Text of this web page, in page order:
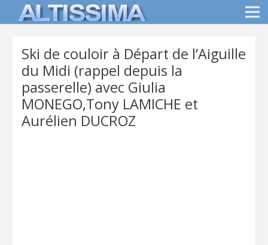
Ski de couloir à Départ de l’Aiguille
du Midi (rappel depuis la
passerelle) avec Giulia
MONEGO,Tony LAMICHE et
Aurélien DUCROZ